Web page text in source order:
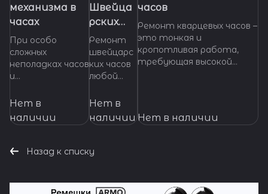
механизма в
часах
При особо
сложных
неполадках часов
и
произвести
основных узлов и
требуется
Мы готовы
Нет в
наличии
Швейца
рских
часов
Ремонт
швейцарс
ких часов
любой
и.
ональное
ание и
ремонт
в от
Нет в
наличии
часов
Ремонт кварцевых часов –
это тонкая и
кропотливая работа,
требующая высокой
нуждаются в ремонте,
проблему и предложить
Нет в наличии
Назад к списку